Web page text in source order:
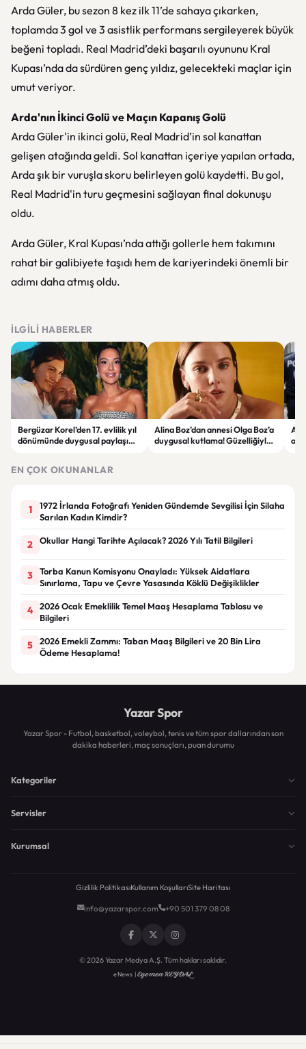
Arda Güler, bu sezon 8 kez ilk 11’de sahaya çıkarken,
toplamda 3 gol ve 3 asistlik performans sergileyerek büyük
beğeni topladı. Real Madrid’deki başarılı oyununu Kral
Kupası’nda da sürdüren genç yıldız, gelecekteki maçlar için
umut veriyor.
Arda'nın İkinci Golü ve Maçın Kapanış Golü
Arda Güler'in ikinci golü, Real Madrid’in sol kanattan
gelişen atağında geldi. Sol kanattan içeriye yapılan ortada,
Arda şık bir vuruşla skoru belirleyen golü kaydetti. Bu gol,
Real Madrid'in turu geçmesini sağlayan final dokunuşu
oldu.
Arda Güler, Kral Kupası’nda attığı gollerle hem takımını
rahat bir galibiyete taşıdı hem de kariyerindeki önemli bir
adımı daha atmış oldu.
İLGILI HABERLER
Bergüzar Korel’den 17. evlilik yıl
dönümünde duygusal paylaşım!
Alina Boz’dan annesi Olga Boz’a
duygusal kutlama! Güzelliğiyle
EN ÇOK OKUNANLAR
1
1972 İrlanda Fotoğrafı Yeniden Gündemde Sevgilisi İçin Silaha
Sarılan Kadın Kimdir?
2 Okullar Hangi Tarihte Açılacak? 2026 Yılı Tatil Bilgileri
3
Torba Kanun Komisyonu Onayladı: Yüksek Aidatlara
Sınırlama, Tapu ve Çevre Yasasında Köklü Değişiklikler
4
2026 Ocak Emeklilik Temel Maaş Hesaplama Tablosu ve
Bilgileri
5
2026 Emekli Zammı: Taban Maaş Bilgileri ve 20 Bin Lira
Ödeme Hesaplama!
Yazar Spor
Yazar Spor - Futbol, basketbol, voleybol, tenis ve tüm spor dallarından son
dakika haberleri, maç sonuçları, puan durumu
Kategoriler
Servisler
Kurumsal
Gizlilik PolitikasıKullanım KoşullarıSite Haritası
info@yazarspor.com +90 501 379 08 08
© 2026 Yazar Medya A.Ş. Tüm hakları saklıdır.
eNews |Egemen KEYDAL